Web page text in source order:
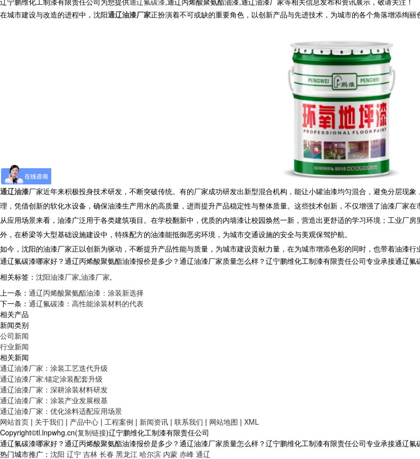
在城市建设与改造的进程中，沈阳通辽油漆厂家正扮演着不可或缺的重要角色，以创新产品与先进技术，为城市的各个角落增添绚丽
通辽油漆厂家近年来积极投身技术研发，不断突破传统。有的厂家成功研发出新型混合机构，能让小罐油漆均匀混合，避免分层现
理，凭借创新的软化水设备，确保油漆生产用水的高质量，进而提升产品稳定性与整体质量。这些技术创新，不仅增强了油漆厂家在
从应用场景来看，油漆广泛用于各类建筑项目。在学校翻新中，优质的内墙漆让校园焕然一新，营造出更舒适的学习环境；工业厂
外，在桥梁等大型基础设施建设中，特殊配方的油漆能抵御恶劣环境，为城市交通设施的安全与美观保驾护航。
如今，沈阳的油漆厂家正以创新为驱动，不断提升产品性能与质量，为城市建设贡献力量，在为城市增添色彩的同时，也带着油漆行
通辽氟碳漆哪家好？通辽丙烯酸聚氨酯油漆报价是多少？通辽油漆厂家质量怎么样？辽宁鹏维化工制漆有限责任公司专业承接通辽
相关标签： 沈阳油漆厂家,油漆厂家,
上一条： 通辽丙烯酸聚氨酯油漆：涂装新选择
下一条： 通辽氟碳漆：高性能涂装材料的代表​
相关产品
新闻类别
公司新闻
行业新闻
相关新闻
通辽油漆厂家：涂装工艺迭代升级
通辽油漆厂家:锚定涂装配套升级
通辽油漆厂家：深耕涂装材料研发
通辽油漆厂家：涂装产业发展根基
通辽油漆厂家：优化涂料适配应用场景
网站首页 | 关于我们 | 产品中心 | 工程案例 | 新闻资讯 | 联系我们 | 网站地图 | XML
Copyright©tl.lnpwhg.cn(复制链接)辽宁鹏维化工制漆有限责任公司
通辽氟碳漆哪家好？通辽丙烯酸聚氨酯油漆报价是多少？通辽油漆厂家质量怎么样？辽宁鹏维化工制漆有限责任公司专业承接通辽
热门城市推广： 沈阳 辽宁 吉林 长春 黑龙江 哈尔滨 内蒙 赤峰 通辽